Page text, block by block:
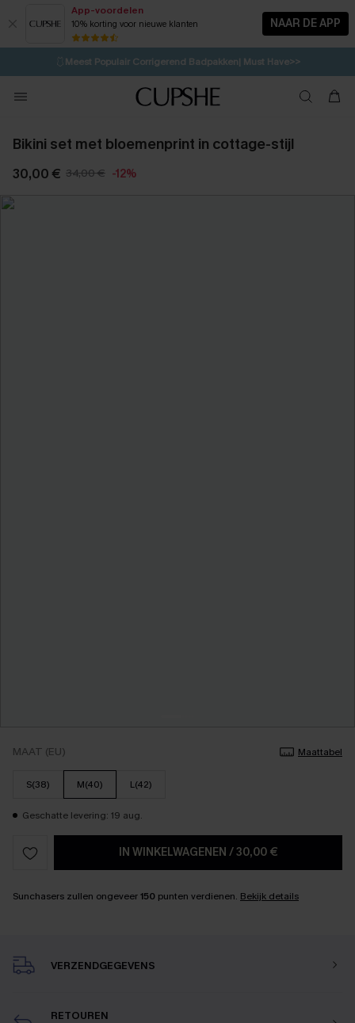
App-voordelen
10% korting voor nieuwe klanten NAAR DE APP
⚡️LAATSTE KANS | Tot 50% korting>>
🩱Meest Populair Corrigerend Badpakken| Must Have>>
💌Abonneer je & ontvang tot 15% korting>>
Koop 3, krijg 15% korting | CODE: SW15
Bikini set met bloemenprint in cottage-stijl
30,00 € 34,00 € -12%
MAAT (EU) Maattabel
S(38) M(40) L(42)
Geschatte levering: 19 aug.
IN WINKELWAGENEN /30,00 €
Sunchasers zullen ongeveer150 punten verdienen. Bekijk details
VERZENDGEGEVENS
RETOUREN